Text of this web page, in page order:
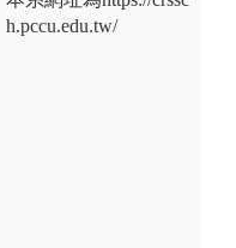
h.pccu.edu.tw/